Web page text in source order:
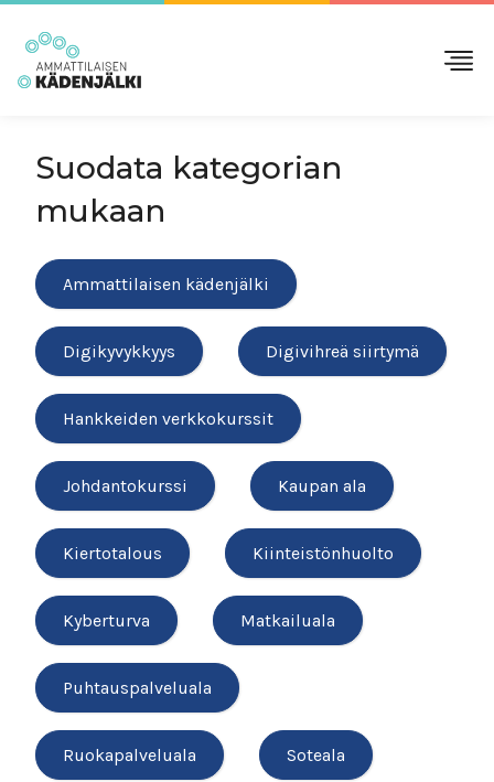
Suodata kategorian
mukaan
Ammattilaisen kädenjälki
Digikyvykkyys Digivihreä siirtymä
Hankkeiden verkkokurssit
Johdantokurssi Kaupan ala
Kiertotalous Kiinteistönhuolto
Kyberturva Matkailuala
Puhtauspalveluala
Ruokapalveluala Soteala